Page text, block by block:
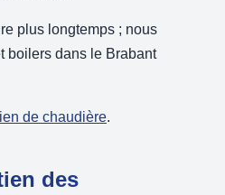
plus longtemps ; nous
boilers dans le Brabant
de chaudière.
des